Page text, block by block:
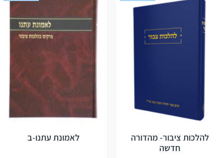
להלכות ציבור- מהדורה
חדשה
לאמונת עתנו-ב